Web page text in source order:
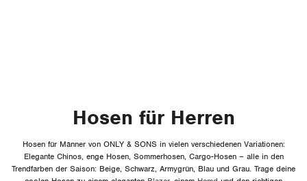
Hosen für Herren
Hosen für Männer von ONLY & SONS in vielen verschiedenen Variationen:
Elegante Chinos, enge Hosen, Sommerhosen, Cargo-Hosen – alle in den
Trendfarben der Saison: Beige, Schwarz, Armygrün, Blau und Grau. Trage deine